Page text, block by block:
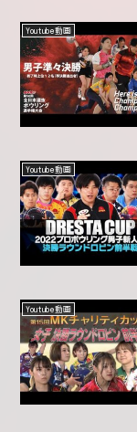
Youtube動画
Youtube動画
Youtube動画